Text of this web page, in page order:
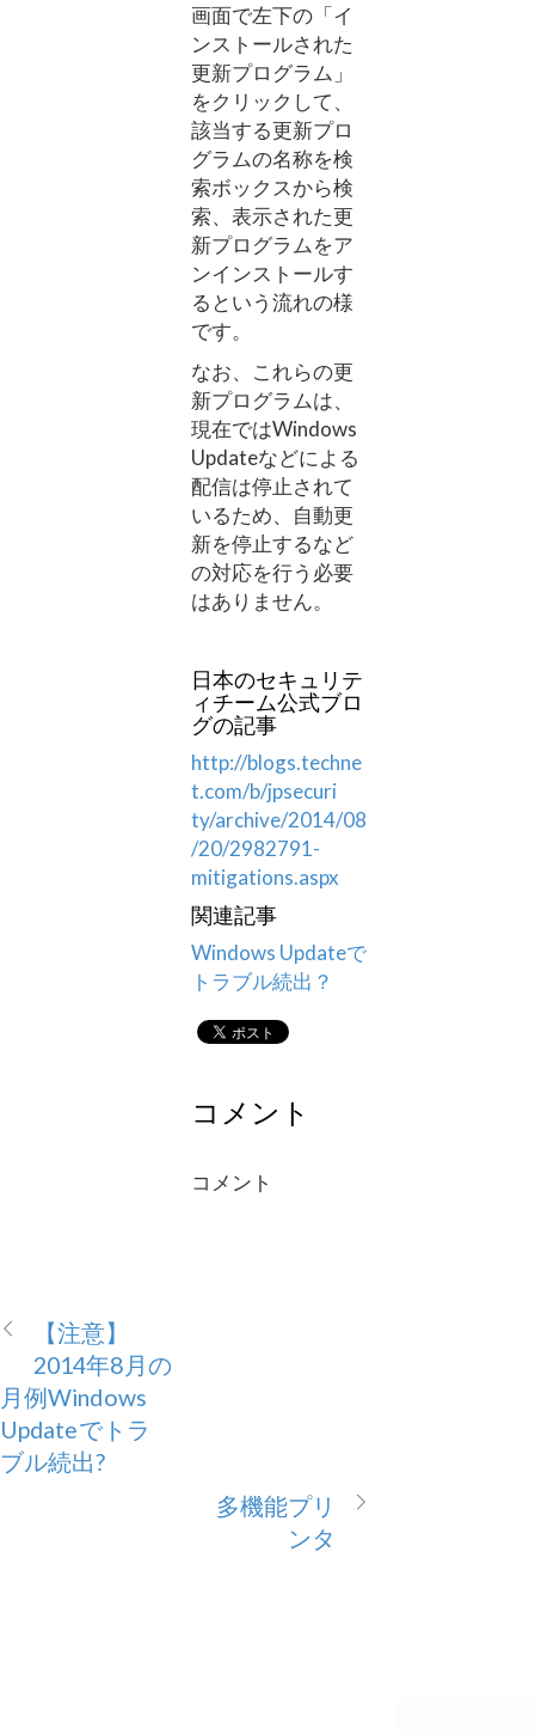
画面で左下の「イ
ンストールされた
更新プログラム」
をクリックして、
該当する更新プロ
グラムの名称を検
索ボックスから検
索、表示された更
新プログラムをア
ンインストールす
るという流れの様
です。
なお、これらの更
新プログラムは、
現在ではWindows
Updateなどによる
配信は停止されて
いるため、自動更
新を停止するなど
の対応を行う必要
はありません。
日本のセキュリテ
ィチーム公式ブロ
グの記事
http://blogs.techne
t.com/b/jpsecuri
ty/archive/2014/08
/20/2982791-
mitigations.aspx
関連記事
Windows Updateで
トラブル続出？
コメント
コメント
【注意】
2014年8月の
月例Windows
Updateでトラ
ブル続出?
多機能プリ
ンタ